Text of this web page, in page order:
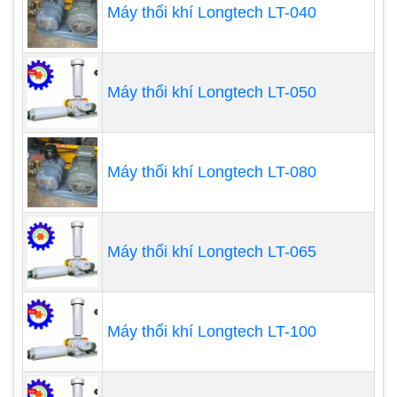
nước nên cần tính toán cách lắp đặt để đảm bảo
hiệu quả.
Máy thổi khí Longtech LT-040
Máy thổi khí Longtech LT-050
Máy thổi khí Longtech LT-080
Máy thổi khí Longtech LT-065
Máy thổi khí Longtech LT-100